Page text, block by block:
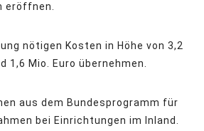
eröffnen.
nötigen Kosten in Höhe von 3,2
1,6 Mio. Euro übernehmen.
aus dem Bundesprogramm für
bei Einrichtungen im Inland.